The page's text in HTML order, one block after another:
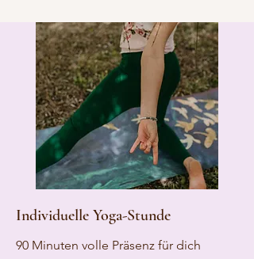
Individuelle Yoga-Stunde
90 Minuten volle Präsenz für dich